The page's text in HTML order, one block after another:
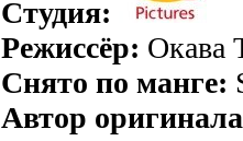
Студия:
Режиссёр: Окава
Снято по манге:
Автор